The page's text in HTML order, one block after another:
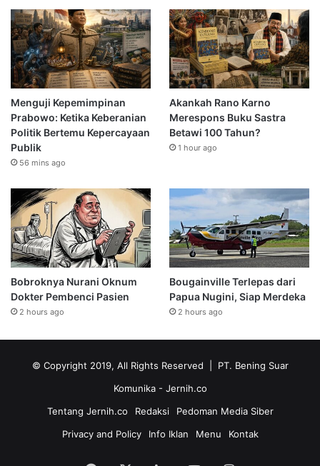
Menguji Kepemimpinan
Prabowo: Ketika Keberanian
Politik Bertemu Kepercayaan
Publik
56 mins ago
Akankah Rano Karno
Merespons Buku Sastra
Betawi 100 Tahun?
1 hour ago
Bobroknya Nurani Oknum
Dokter Pembenci Pasien
2 hours ago
Bougainville Terlepas dari
Papua Nugini, Siap Merdeka
2 hours ago
© Copyright 2019, All Rights Reserved | PT. Bening Suar
Komunika - Jernih.co
Tentang Jernih.co
Redaksi
Pedoman Media Siber
Privacy and Policy
Info Iklan Menu Kontak